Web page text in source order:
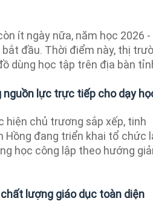
ít ngày nữa, năm học 2026 -
đầu. Thời điểm này, thị
dùng học tập trên địa bàn
nguồn lực trực tiếp cho dạy
hiện chủ trương sắp xếp, tinh
Hồng đang triển khai tổ chức
học công lập theo hướng
lượng giáo dục toàn diện